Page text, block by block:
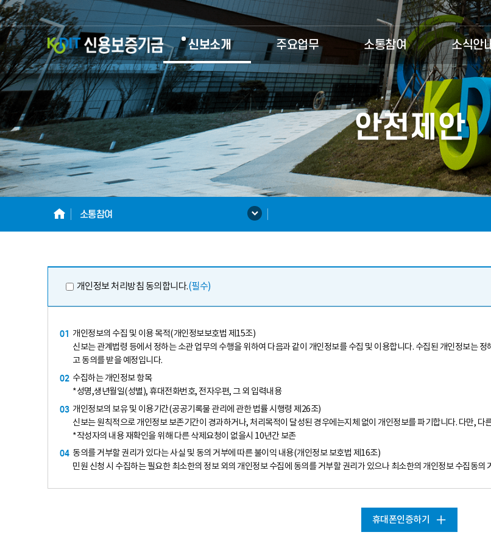
KODIT
신
용
보
증
기
금
KOREA
CREDIT
FUND
신보소개 주요업무 소통참여 소식안
안전제안
HOME
소통참여
개인정보 처리방침 동의합니다.(필수)
01 개인정보의 수집 및 이용 목적(개인정보보호법 제15조)
신보는 관계법령 등에서 정하는 소관 업무의 수행을 위하여 다음과 같이 개인정보를 수집 및 이용합니다. 수집된 개인정보는
고 동의를 받을 예정입니다.
02 수집하는 개인정보 항목
*성명,생년월일(성별), 휴대전화번호, 전자우편, 그 외 입력내용
03 개인정보의 보유 및 이용기간(공공기록물 관리에 관한 법률 시행령 제26조)
신보는 원칙적으로 개인정보 보존기간이 경과하거나, 처리목적이 달성된 경우에는지체 없이 개인정보를 파기합니다. 다만,
*작성자의 내용 재확인을 위해 다른 삭제요청이 없을시 10년간 보존
04 동의를 거부할 권리가 있다는 사실 및 동의 거부에 따른 불이익 내용(개인정보 보호법 제16조)
민원 신청 시 수집하는 필요한 최소한의 정보 외의 개인정보 수집에 동의를 거부할 권리가 있으나 최소한의 개인정보 수집동
휴대폰인증하기